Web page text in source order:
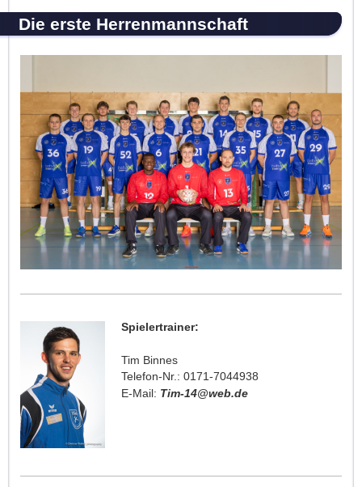
Die erste Herrenmannschaft
Spielertrainer:
Tim Binnes
Telefon-Nr.: 0171-7044938
E-Mail: Tim-14@web.de